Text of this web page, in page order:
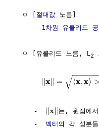
  ㅇ [
절대값 노름]
     -
1차원 유클리드
  ㅇ [유클리드 노름, L
2
∥x∥ = √⟨x,x⟩ >
     -
∥x∥ 는, 원점에
     -
벡터 의 각 성분